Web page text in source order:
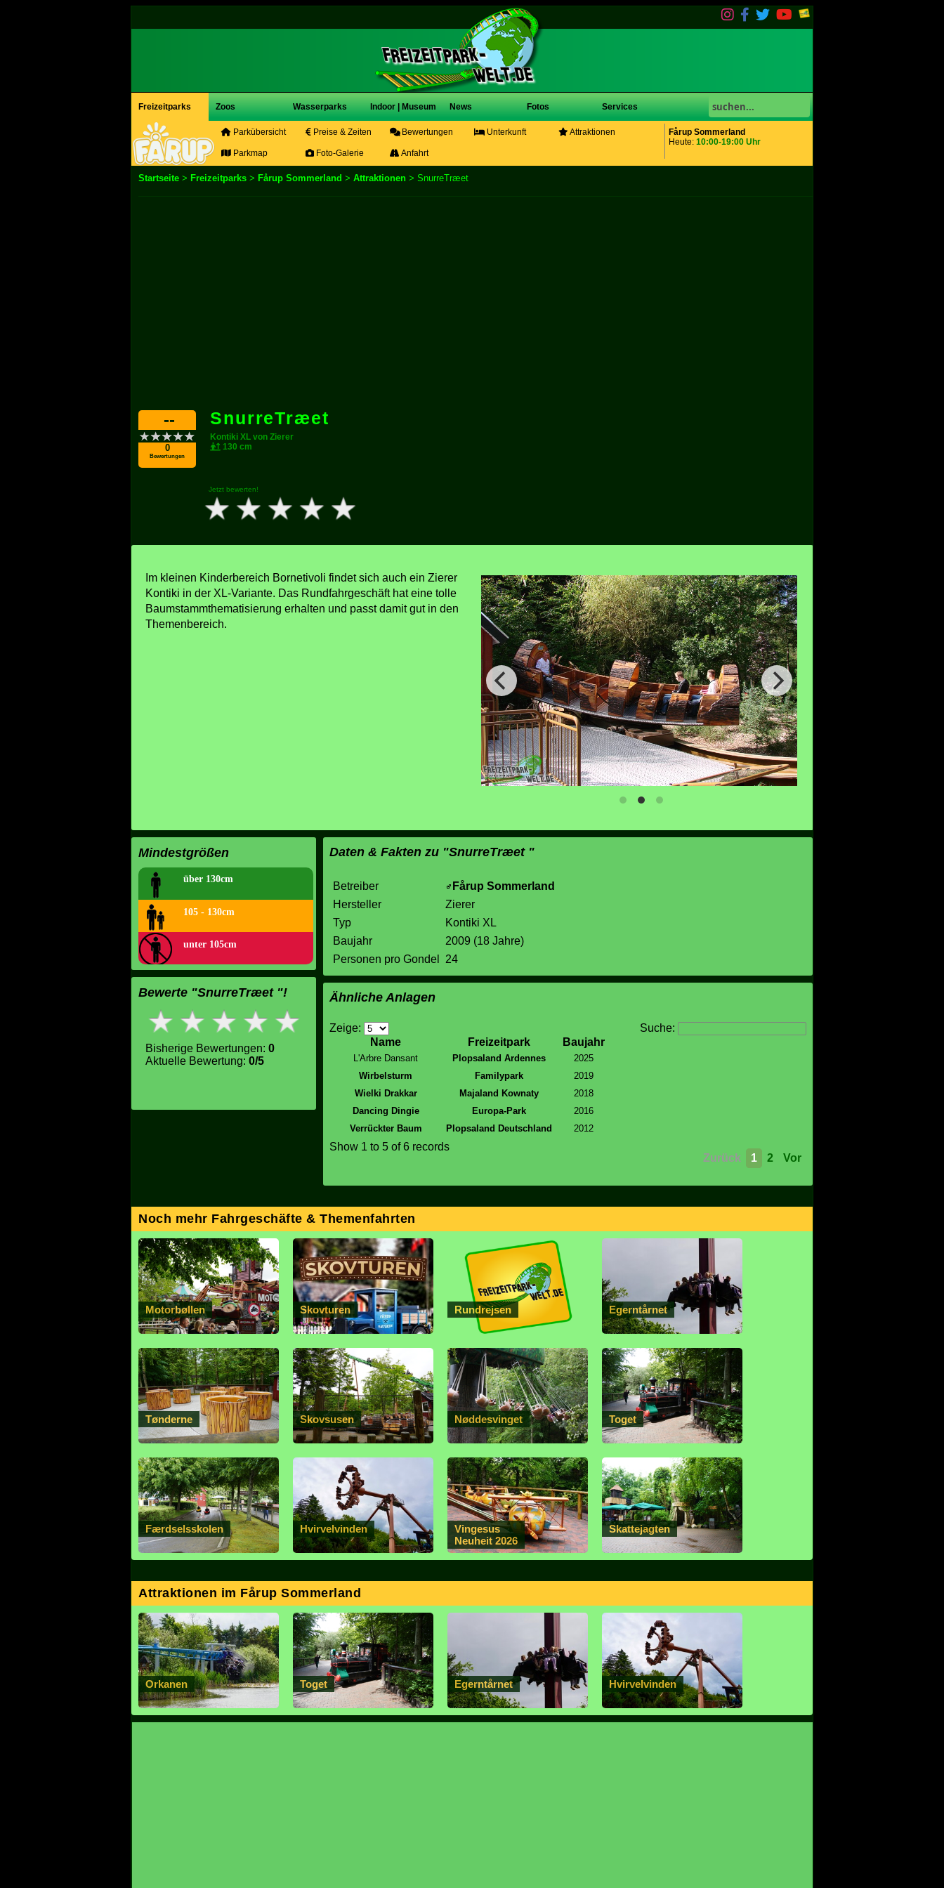
Freizeitparks Zoos Wasserparks Indoor | Museum News Fotos Services
Fårup Sommerland
Heute: 10:00-19:00 Uhr
Parkübersicht Preise & Zeiten Bewertungen Unterkunft Attraktionen
Parkmap Foto-Galerie Anfahrt
Startseite > Freizeitparks > Fårup Sommerland > Attraktionen > SnurreTræet
--
0
Bewertungen
SnurreTræet
Kontiki XL von Zierer
130 cm
Jetzt bewerten!
Im kleinen Kinderbereich Bornetivoli findet sich auch ein Zierer
Kontiki in der XL-Variante. Das Rundfahrgeschäft hat eine tolle
Baumstammthematisierung erhalten und passt damit gut in den
Themenbereich.
Mindestgrößen
über 130cm
105 - 130cm
unter 105cm
Bewerte "SnurreTræet "!
Bisherige Bewertungen: 0
Aktuelle Bewertung: 0/5
Daten & Fakten zu "SnurreTræet "
Betreiber
Fårup Sommerland
Hersteller
Zierer
Typ
Kontiki XL
Baujahr
2009 (18 Jahre)
Personen pro Gondel
24
Ähnliche Anlagen
Suche:
Zeige:
Name
Freizeitpark Baujahr
L'Arbre Dansant Plopsaland Ardennes
2025
Wirbelsturm
Familypark
2019
Wielki Drakkar
Majaland Kownaty
2018
Dancing Dingie
Europa-Park
2016
Verrückter Baum
Plopsaland Deutschland 2012
Zurück 1 2 Vor
Show 1 to 5of 6 records
Noch mehr Fahrgeschäfte & Themenfahrten
Motorbøllen Skovturen Rundrejsen Egerntårnet
Tønderne Skovsusen Nøddesvinget Toget
Færdselsskolen Hvirvelvinden
Vingesus
Neuheit 2026
Skattejagten
Attraktionen im Fårup Sommerland
Orkanen Toget Egerntårnet Hvirvelvinden